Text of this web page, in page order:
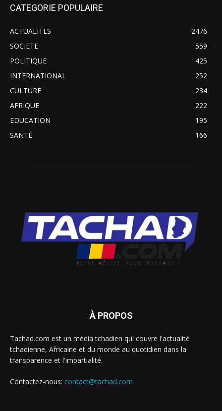
CATEGORIE POPULAIRE
ACTUALITES
2476
SOCIETE
559
POLITIQUE
425
INTERNATIONAL
252
CULTURE
234
AFRIQUE
222
EDUCATION
195
SANTÉ
166
À PROPOS
Tachad.com est un média tchadien qui couvre l'actualité
tchadienne, Africaine et du monde au quotidien dans la
transparence et l'impartialité.
Contactez-nous: contact@tachad.com